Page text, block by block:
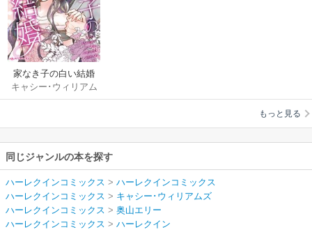
家なき子の白い結婚
キャシー･ウィリアム
ズ/奥山エリー
もっと見る
同じジャンルの本を探す
ハーレクインコミックス > ハーレクインコミックス
ハーレクインコミックス > キャシー･ウィリアムズ
ハーレクインコミックス > 奥山エリー
ハーレクインコミックス > ハーレクイン